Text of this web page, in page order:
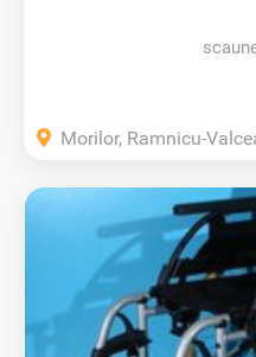
Morilor, Ramnicu-